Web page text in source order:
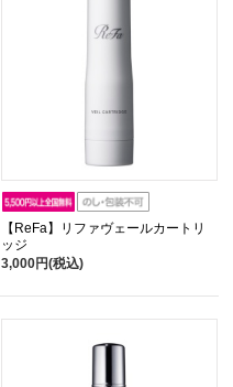
【ReFa】リファヴェールカートリ
ッジ
3,000円(税込)